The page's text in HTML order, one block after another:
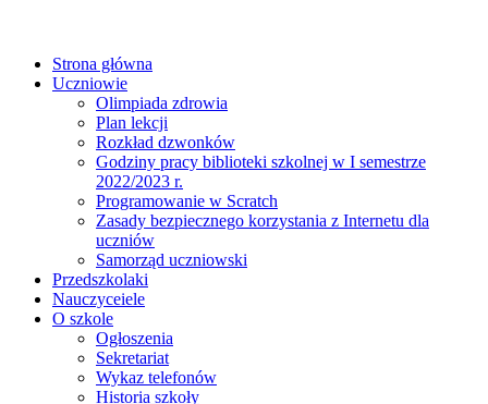
Strona główna
Uczniowie
Olimpiada zdrowia
Plan lekcji
Rozkład dzwonków
Godziny pracy biblioteki szkolnej w I semestrze
2022/2023 r.
Programowanie w Scratch
Zasady bezpiecznego korzystania z Internetu dla
uczniów
Samorząd uczniowski
Przedszkolaki
Nauczyceiele
O szkole
Ogłoszenia
Sekretariat
Wykaz telefonów
Historia szkoły